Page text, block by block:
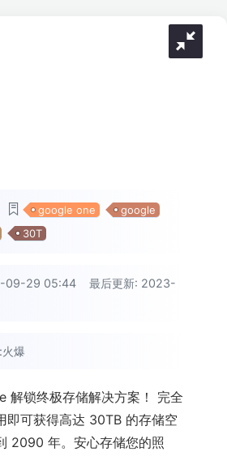
google one
google
30T
09-29 05:44 最后更新: 2023-
火爆
解锁终极存储解决方案！ 完全
即可获得高达 30TB 的存储空
2090 年。安心存储您的照